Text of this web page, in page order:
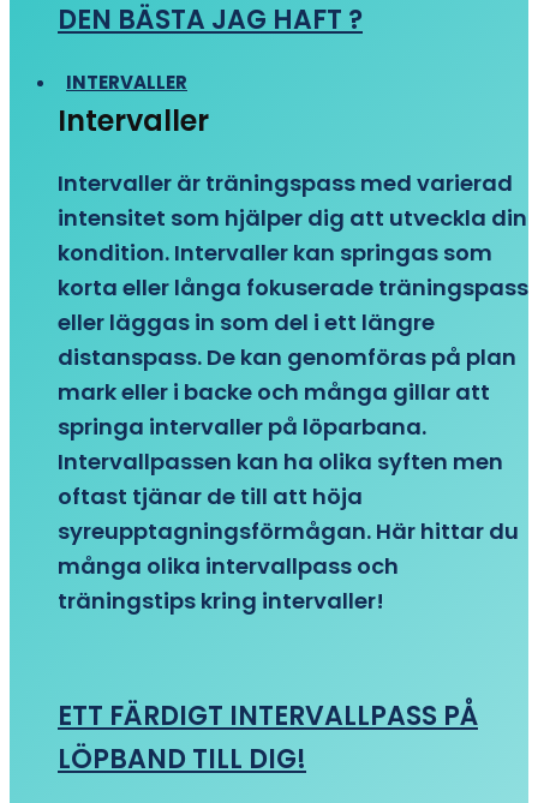
DEN BÄSTA JAG HAFT ?
INTERVALLER
Intervaller
Intervaller är träningspass med varierad
intensitet som hjälper dig att utveckla din
kondition. Intervaller kan springas som
korta eller långa fokuserade träningspass
eller läggas in som del i ett längre
distanspass. De kan genomföras på plan
mark eller i backe och många gillar att
springa intervaller på löparbana.
Intervallpassen kan ha olika syften men
oftast tjänar de till att höja
syreupptagningsförmågan. Här hittar du
många olika intervallpass och
träningstips kring intervaller!
ETT FÄRDIGT INTERVALLPASS PÅ
LÖPBAND TILL DIG!